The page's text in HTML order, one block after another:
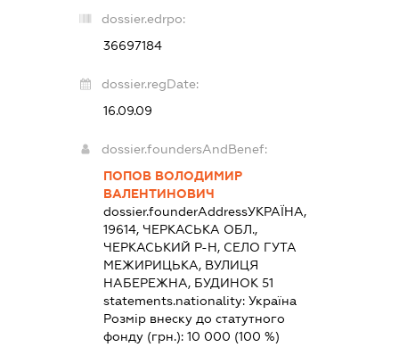
dossier.edrpo:
36697184
dossier.regDate:
16.09.09
dossier.foundersAndBenef:
ПОПОВ ВОЛОДИМИР
ВАЛЕНТИНОВИЧ
dossier.founderAddressУКРАЇНА,
19614, ЧЕРКАСЬКА ОБЛ.,
ЧЕРКАСЬКИЙ Р-Н, СЕЛО ГУТА
МЕЖИРИЦЬКА, ВУЛИЦЯ
НАБЕРЕЖНА, БУДИНОК 51
statements.nationality:Україна
Розмір внеску до статутного
фонду (грн.):10 000 (100 %)